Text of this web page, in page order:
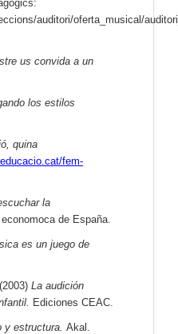
auditori/oferta_musical/
us convida a un
los estilos
quina
fem-
la
de España.
es un juego de
La audición
Ediciones CEAC.
y estructura. Akal.